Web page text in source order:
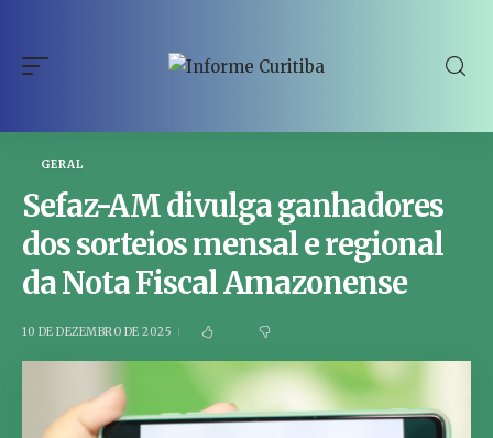
GERAL
Sefaz-AM divulga ganhadores
dos sorteios mensal e regional
da Nota Fiscal Amazonense
10 DE DEZEMBRO DE 2025